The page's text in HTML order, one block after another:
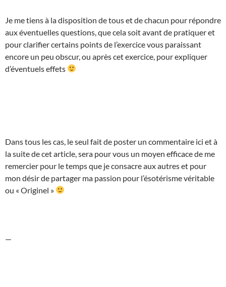
Je me tiens à la disposition de tous et de chacun pour répondre
aux éventuelles questions, que cela soit avant de pratiquer et
pour clarifier certains points de l’exercice vous paraissant
encore un peu obscur, ou après cet exercice, pour expliquer
d’éventuels effets
Dans tous les cas, le seul fait de poster un commentaire ici et à
la suite de cet article, sera pour vous un moyen efficace de me
remercier pour le temps que je consacre aux autres et pour
mon désir de partager ma passion pour l’ésotérisme véritable
ou « Originel »
—